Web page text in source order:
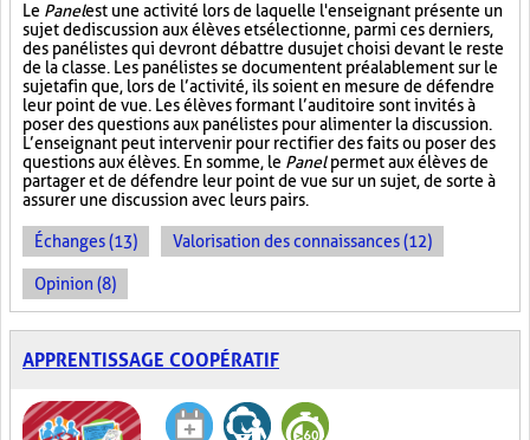
Le Panelest une activité lors de laquelle l'enseignant présente un
sujet de discussion aux élèves et sélectionne, parmi ces derniers,
des panélistes qui devront débattre du sujet choisi devant le reste
de la classe. Les panélistes se documentent préalablement sur le
sujet afin que, lors de l’activité, ils soient en mesure de défendre
leur point de vue. Les élèves formant l’auditoire sont invités à
poser des questions aux panélistes pour alimenter la discussion.
L’enseignant peut intervenir pour rectifier des faits ou poser des
questions aux élèves. En somme, le Panelpermet aux élèves de
partager et de défendre leur point de vue sur un sujet, de sorte à
assurer une discussion avec leurs pairs.
Échanges (13) Valorisation des connaissances (12)
Opinion (8)
APPRENTISSAGE COOPÉRATIF